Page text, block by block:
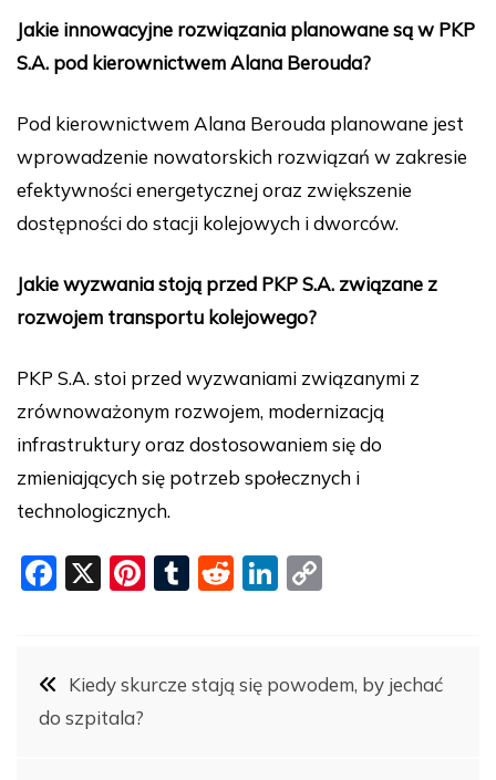
Jakie innowacyjne rozwiązania planowane są w PKP
S.A. pod kierownictwem Alana Berouda?
Pod kierownictwem Alana Berouda planowane jest
wprowadzenie nowatorskich rozwiązań w zakresie
efektywności energetycznej oraz zwiększenie
dostępności do stacji kolejowych i dworców.
Jakie wyzwania stoją przed PKP S.A. związane z
rozwojem transportu kolejowego?
PKP S.A. stoi przed wyzwaniami związanymi z
zrównoważonym rozwojem, modernizacją
infrastruktury oraz dostosowaniem się do
zmieniających się potrzeb społecznych i
technologicznych.
F
e
b
X
Pi
e
T
bl
R
di
Li
e y
Nawigacja
Kiedy skurcze stają się powodem, by jechać
do szpitala?